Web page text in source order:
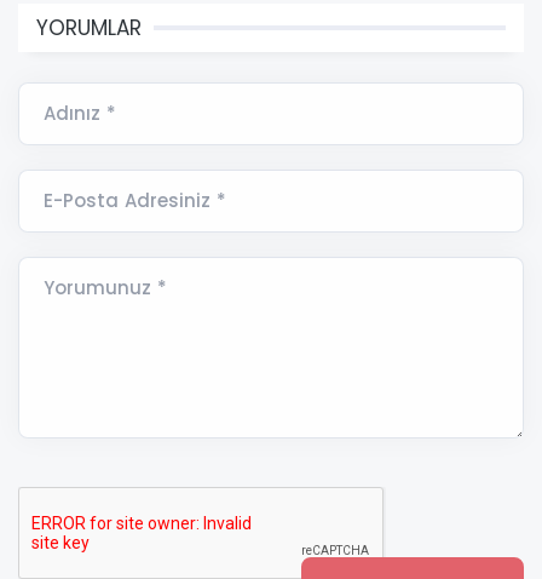
YORUMLAR
Adınız *
E-Posta Adresiniz *
Yorumunuz *